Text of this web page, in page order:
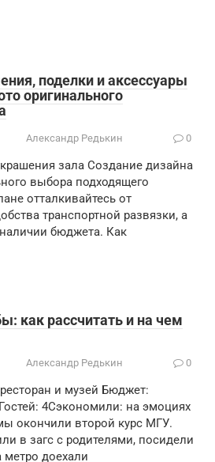
поделки и аксессуары
оригинального
Александр Редькин 0
зала Создание дизайна
выбора подходящего
отталкивайтесь от
транспортной развязки, а
бюджета. Как
как рассчитать и на чем
Александр Редькин 0
и музей Бюджет:
4Сэкономили: на эмоциях
окончили второй курс МГУ.
в загс с родителями, посидели
метро доехали